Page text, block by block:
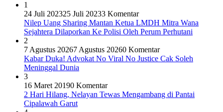
1
24 Juli 202325 Juli 20233 Komentar
Nilep Uang Sharing Mantan Ketua LMDH Mitra Wana
Sejahtera Dilaporkan Ke Polisi Oleh Perum Perhutani
2
7 Agustus 20267 Agustus 20260 Komentar
Kabar Duka! Advokat No Viral No Justice Cak Soleh
Meninggal Dunia
3
16 Maret 20190 Komentar
2 Hari Hilang, Nelayan Tewas Mengambang di Pantai
Cipalawah Garut